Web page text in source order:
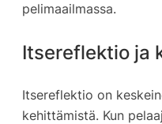
pelimaailmassa.
Itsereflektio ja
Itsereflektio on
kehittämistä. Kun